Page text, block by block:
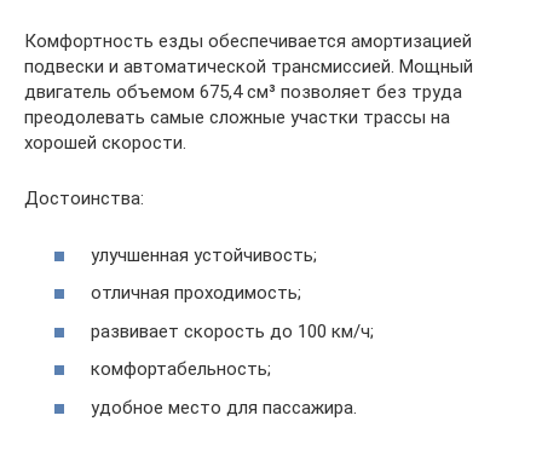
Комфортность езды обеспечивается амортизацией
подвески и автоматической трансмиссией. Мощный
двигатель объемом 675,4 см³ позволяет без труда
преодолевать самые сложные участки трассы на
хорошей скорости.
Достоинства:
улучшенная устойчивость;
отличная проходимость;
развивает скорость до 100 км/ч;
комфортабельность;
удобное место для пассажира.